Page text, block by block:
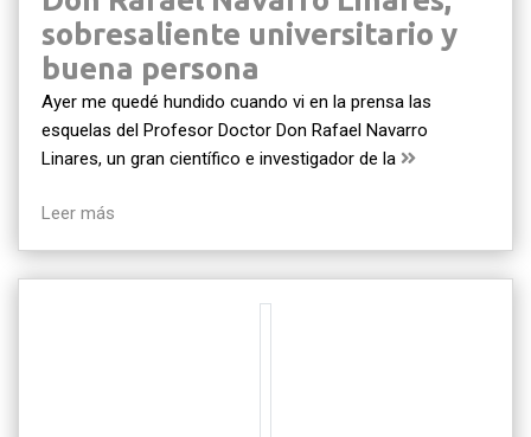
sobresaliente universitario y
buena persona
Ayer me quedé hundido cuando vi en la prensa las
esquelas del Profesor Doctor Don Rafael Navarro
Linares, un gran científico e investigador de la
Leer más